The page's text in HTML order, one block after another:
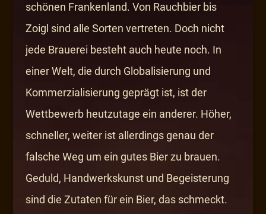
schönen Frankenland. Von Rauchbier bis
Zoigl sind alle Sorten vertreten. Doch nicht
jede Brauerei besteht auch heute noch. In
einer Welt, die durch Globalisierung und
Kommerzialisierung geprägt ist, ist der
Wettbewerb heutzutage ein anderer. Höher,
schneller, weiter ist allerdings genau der
falsche Weg um ein gutes Bier zu brauen.
Geduld, Handwerkskunst und Begeisterung
sind die Zutaten für ein Bier, das schmeckt.